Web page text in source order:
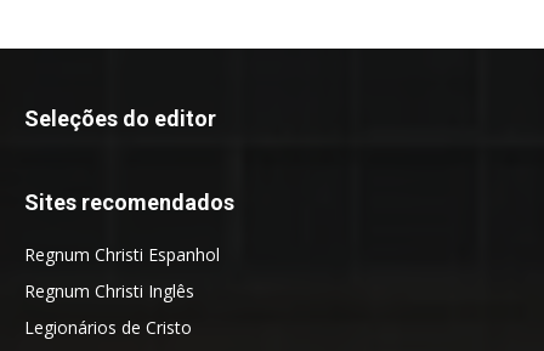
Seleções do editor
Sites recomendados
Regnum Christi Espanhol
Regnum Christi Inglês
Legionários de Cristo